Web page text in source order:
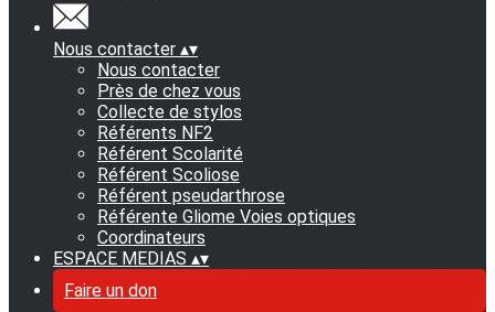
Nous contacter ▴▾
Nous contacter
Près de chez vous
Collecte de stylos
Référents NF2
Référent Scolarité
Référent Scoliose
Référent pseudarthrose
Référente Gliome Voies optiques
Coordinateurs
ESPACE MEDIAS ▴▾
Faire un don